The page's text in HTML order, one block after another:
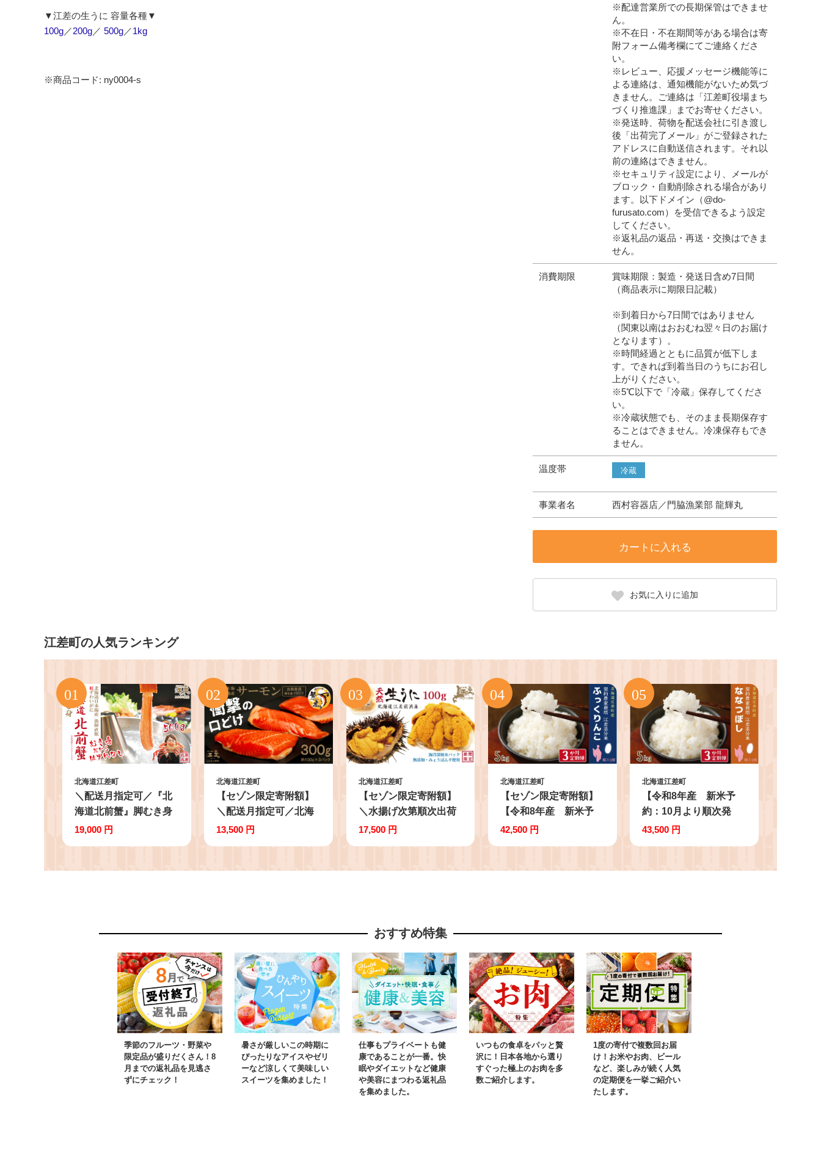
※配達営業所での長期保管はできませ
ん。
※不在日・不在期間等がある場合は寄
附フォーム備考欄にてご連絡くださ
い。
※レビュー、応援メッセージ機能等に
よる連絡は、通知機能がないため気づ
きません。ご連絡は「江差町役場まち
づくり推進課」までお寄せください。
※発送時、荷物を配送会社に引き渡し
後「出荷完了メール」がご登録された
アドレスに自動送信されます。それ以
前の連絡はできません。
※セキュリティ設定により、メールが
ブロック・自動削除される場合があり
ます。以下ドメイン（@do-
furusato.com）を受信できるよう設定
してください。
※返礼品の返品・再送・交換はできま
せん。
消費期限
賞味期限：製造・発送日含め7日間
（商品表示に期限日記載）
※到着日から7日間ではありません
（関東以南はおおむね翌々日のお届け
となります）。
※時間経過とともに品質が低下しま
す。できれば到着当日のうちにお召し
上がりください。
※5℃以下で「冷蔵」保存してくださ
い。
※冷蔵状態でも、そのまま長期保存す
ることはできません。冷凍保存もでき
ません。
温度帯 冷蔵
事業者名 西村容器店／門脇漁業部 龍輝丸
カートに入れる
お気に入りに追加
▼江差の生うに 容量各種▼
100g／200g／ 500g／1kg
※商品コード: ny0004-s
江差町の人気ランキング
北海道江差町
＼配送月指定可／『北
海道北前蟹』脚むき身
（ポーション）500g
直販！厳格な鮮度管理
し！ 新鮮生冷 かに
ぶ かに鍋 国産 か
に足 かに脚 北海道
産べにずわいがに ギ
フト 贈答用
19,000 円
北海道江差町
【セゾン限定寄附額】
＼配送月指定可／北海
道産 サーモン お刺身用
本海 かもめ島海面養
とろける脂 生食可
装 トラウトサーモ
ン 刺身 サーモンス
テーキ カルパッチ
ョ 海鮮 鮭 さけ
シャケ しゃけ さー
もん のし対応可 贈
答用 ギフト お中
元 お歳暮
13,500 円
北海道江差町
【セゾン限定寄附額】
＼水揚げ次第順次出荷
／北海道 江差前浜産 生
用】令和8年 江差産キ
した自然の味 国産う
パック個包装
17,500 円
北海道江差町
【セゾン限定寄附額】
【令和8年産 新米予
約：10月より順次発
『ふっくりんこ』
白米 精米 お米 お
はん 農家直送 単一
原料米 ブランド米
ふっくら食感、ここち
よい甘さ
42,500 円
北海道江差町
【令和8年産 新米予
約：10月より順次発
送】《定期便3か月》契
【5kg×3回】令和8年
こめ こめ ご飯 ご
原料米 ブランド米
甘みと粘りの調和
43,500 円
おすすめ特集
季節のフルーツ・野菜や
限定品が盛りだくさん！8
月までの返礼品を見逃さ
ずにチェック！
暑さが厳しいこの時期に
ぴったりなアイスやゼリ
ーなど涼しくて美味しい
スイーツを集めました！
仕事もプライベートも健
康であることが一番。快
眠やダイエットなど健康
や美容にまつわる返礼品
を集めました。
いつもの食卓をパッと贅
沢に！日本各地から選り
すぐった極上のお肉を多
数ご紹介します。
1度の寄付で複数回お届
け！お米やお肉、ビール
など、楽しみが続く人気
の定期便を一挙ご紹介い
たします。